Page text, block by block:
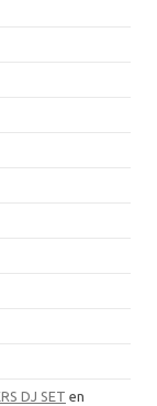
DJ SET en